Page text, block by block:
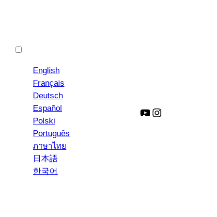
English
Français
Deutsch
Español
Polski
Português
ภาษาไทย
日本語
한국어
YouTube